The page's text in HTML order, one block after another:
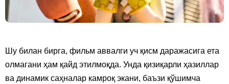
Шу билан бирга, фильм аввалги уч қисм даражасига ета
олмагани ҳам қайд этилмоқда. Унда қизиқарли ҳазиллар
ва динамик саҳналар камроқ экани, баъзи қўшимча